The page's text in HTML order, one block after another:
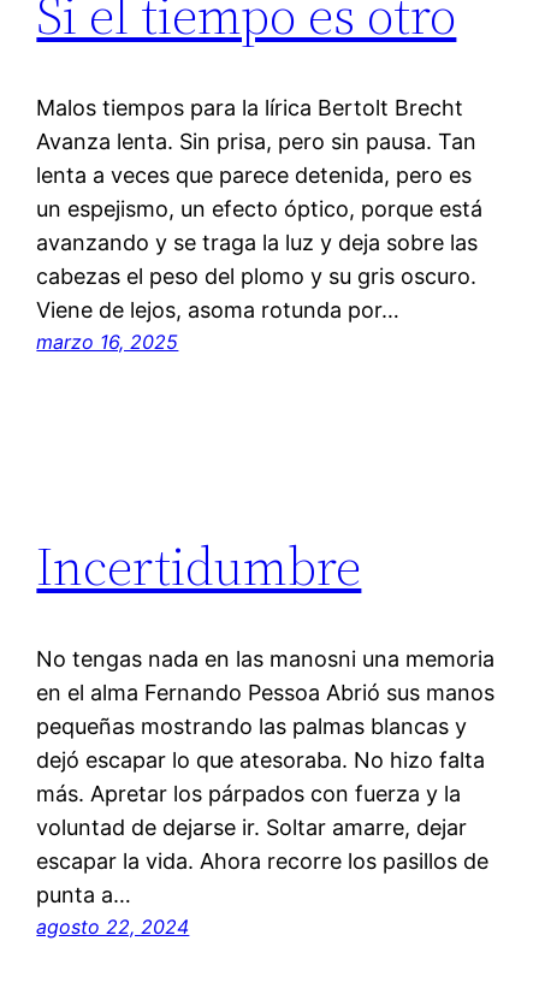
Si el tiempo es otro
Malos tiempos para la lírica Bertolt Brecht
Avanza lenta. Sin prisa, pero sin pausa. Tan
lenta a veces que parece detenida, pero es
un espejismo, un efecto óptico, porque está
avanzando y se traga la luz y deja sobre las
cabezas el peso del plomo y su gris oscuro.
Viene de lejos, asoma rotunda por…
marzo 16, 2025
Incertidumbre
No tengas nada en las manosni una memoria
en el alma Fernando Pessoa Abrió sus manos
pequeñas mostrando las palmas blancas y
dejó escapar lo que atesoraba. No hizo falta
más. Apretar los párpados con fuerza y la
voluntad de dejarse ir. Soltar amarre, dejar
escapar la vida. Ahora recorre los pasillos de
punta a…
agosto 22, 2024